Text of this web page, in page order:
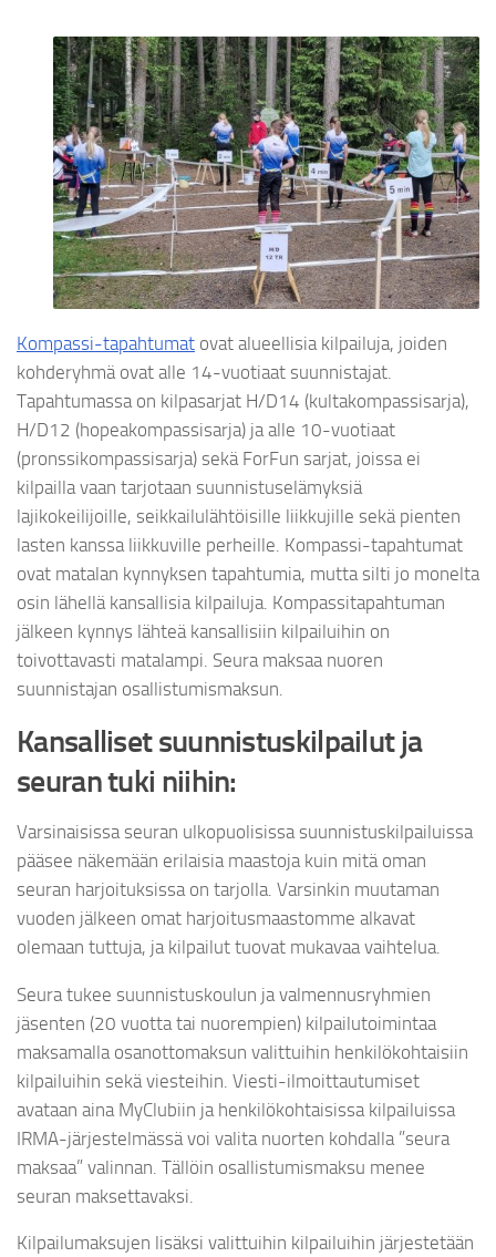
Kompassi-tapahtumat ovat alueellisia kilpailuja, joiden
kohderyhmä ovat alle 14-vuotiaat suunnistajat.
Tapahtumassa on kilpasarjat H/D14 (kultakompassisarja),
H/D12 (hopeakompassisarja) ja alle 10-vuotiaat
(pronssikompassisarja) sekä ForFun sarjat, joissa ei
kilpailla vaan tarjotaan suunnistuselämyksiä
lajikokeilijoille, seikkailulähtöisille liikkujille sekä pienten
lasten kanssa liikkuville perheille. Kompassi-tapahtumat
ovat matalan kynnyksen tapahtumia, mutta silti jo monelta
osin lähellä kansallisia kilpailuja. Kompassitapahtuman
jälkeen kynnys lähteä kansallisiin kilpailuihin on
toivottavasti matalampi. Seura maksaa nuoren
suunnistajan osallistumismaksun.
Kansalliset suunnistuskilpailut ja
seuran tuki niihin:
Varsinaisissa seuran ulkopuolisissa suunnistuskilpailuissa
pääsee näkemään erilaisia maastoja kuin mitä oman
seuran harjoituksissa on tarjolla. Varsinkin muutaman
vuoden jälkeen omat harjoitusmaastomme alkavat
olemaan tuttuja, ja kilpailut tuovat mukavaa vaihtelua.
Seura tukee suunnistuskoulun ja valmennusryhmien
jäsenten (20 vuotta tai nuorempien) kilpailutoimintaa
maksamalla osanottomaksun valittuihin henkilökohtaisiin
kilpailuihin sekä viesteihin. Viesti-ilmoittautumiset
avataan aina MyClubiin ja henkilökohtaisissa kilpailuissa
IRMA-järjestelmässä voi valita nuorten kohdalla ”seura
maksaa” valinnan. Tällöin osallistumismaksu menee
seuran maksettavaksi.
Kilpailumaksujen lisäksi valittuihin kilpailuihin järjestetään